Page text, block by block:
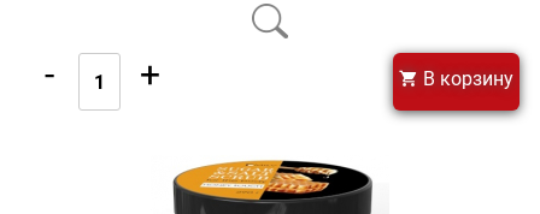
- + В корзину